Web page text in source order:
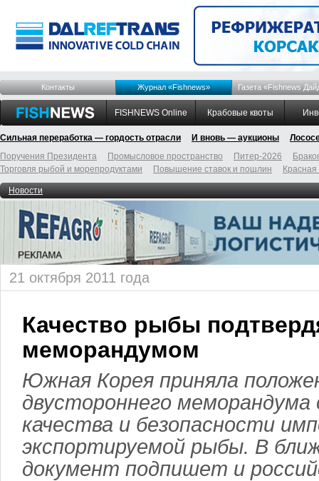
Контакты Журнал «Fishnews» Газета «Fishnews
FISHNEWS Online Крабовые квоты
Сильная переработка — гордость отрасли И вновь — аукционы
Поручения Президента
Промысловое пространство Питер-2026
Торговля рыбой и морепродуктами
Повышение ставок и пошлин
Новости
21 октября 2011 года
Качество рыбы
меморандумом
Южная Корея приняла
двустороннего меморандума
качества и безопасности
экспортируемой рыбы. В
документ подпишет и